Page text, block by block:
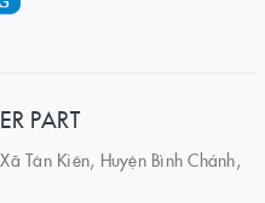
PART
Tân Kiên, Huyện Bình Chánh,